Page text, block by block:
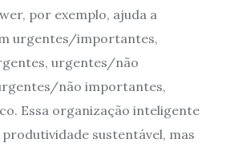
por exemplo, ajuda a
urgentes/importantes,
urgentes/não
não importantes,
Essa organização inteligente
sustentável, mas